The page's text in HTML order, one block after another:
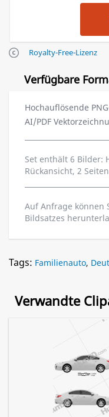
Royalty-Free-Lizenz
Verfügbare
Hochauflösende
AI/PDF
Set enthält 6 Bilder:
Rückansicht, 2
Auf Anfrage können
Bildsatzes
Tags: Familienauto,
Verwandte